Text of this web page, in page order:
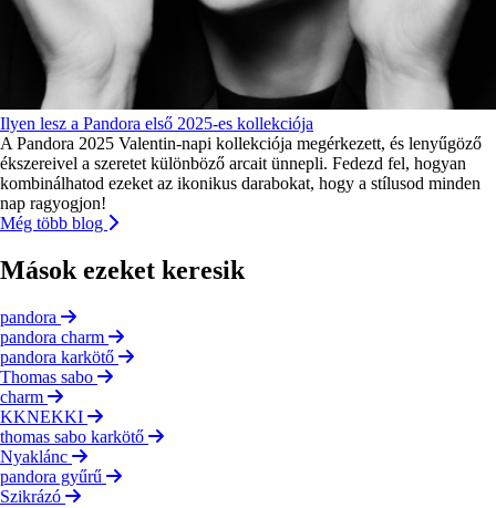
Ilyen lesz a Pandora első 2025-es kollekciója
A Pandora 2025 Valentin-napi kollekciója megérkezett, és lenyűgöző
ékszereivel a szeretet különböző arcait ünnepli. Fedezd fel, hogyan
kombinálhatod ezeket az ikonikus darabokat, hogy a stílusod minden
nap ragyogjon!
Még több blog
Mások ezeket keresik
pandora
pandora charm
pandora karkötő
Thomas sabo
charm
KKNEKKI
thomas sabo karkötő
Nyaklánc
pandora gyűrű
Szikrázó